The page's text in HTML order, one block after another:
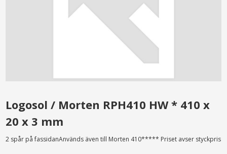
Logosol / Morten RPH410 HW * 410 x
20 x 3 mm
2 spår på fassidanAnvänds även till Morten 410***** Priset avser styckpris